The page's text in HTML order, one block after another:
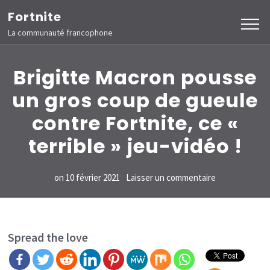
Aller
au
contenu
(Pressez
Entrée)
Fortnite
La communauté francophone
Brigitte Macron pousse
un gros coup de gueule
contre Fortnite, ce «
terrible » jeu-vidéo !
on 10 février 2021 Laisser un commentaire
Brigitte
un
Spread the love